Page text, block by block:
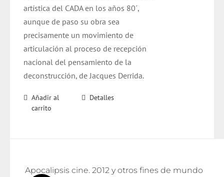
artística del CADA en los años 80´,
aunque de paso su obra sea
precisamente un movimiento de
articulación al proceso de recepción
nacional del pensamiento de la
deconstrucción, de Jacques Derrida.
Añadir al
carrito
Detalles
Apocalipsis cine. 2012 y otros fines de mundo